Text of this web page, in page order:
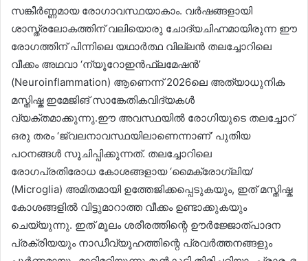
സങ്കീർണ്ണമായ രോഗാവസ്ഥയാകാം. വർഷങ്ങളായി
ശാസ്ത്രലോകത്തിന് വലിയൊരു ചോദ്യചിഹ്നമായിരുന്ന ഈ
രോഗത്തിന് പിന്നിലെ യഥാർത്ഥ വില്ലൻ തലച്ചോറിലെ
വീക്കം അഥവാ ‘ന്യൂറോഇൻഫ്ലമേഷൻ’
(Neuroinflammation) ആണെന്ന് 2026ലെ അത്യാധുനിക
മസ്തിഷ്ക ഇമേജിങ് സാങ്കേതികവിദ്യകൾ
വ്യക്തമാക്കുന്നു.ഈ അവസ്ഥയിൽ രോഗിയുടെ തലച്ചോറ്
ഒരു തരം ‘ജ്വലനാവസ്ഥയിലാണെന്നാണ്’ പുതിയ
പഠനങ്ങൾ സൂചിപ്പിക്കുന്നത്. തലച്ചോറിലെ
രോഗപ്രതിരോധ കോശങ്ങളായ ‘മൈക്രോഗ്ലിയ’
(Microglia) അമിതമായി ഉത്തേജിക്കപ്പെടുകയും, ഇത് മസ്തിഷ്ക
കോശങ്ങളിൽ വിട്ടുമാറാത്ത വീക്കം ഉണ്ടാക്കുകയും
ചെയ്യുന്നു. ഇത് മൂലം ശരീരത്തിന്റെ ഊർജ്ജോത്പാദന
പ്രക്രിയയും നാഡീവ്യൂഹത്തിന്റെ പ്രവർത്തനങ്ങളും